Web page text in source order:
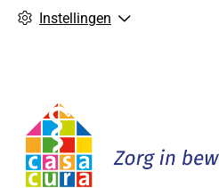
Instellingen